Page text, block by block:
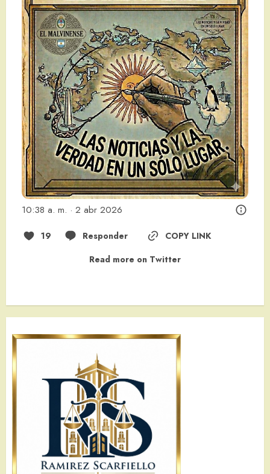
10:38 a. m. · 2 abr 2026
19 Responder
COPY LINK
Read more on Twitter